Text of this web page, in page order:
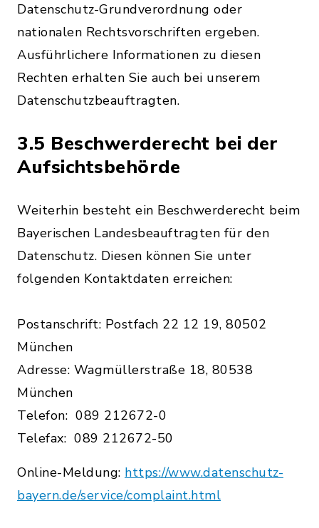
Datenschutz-Grundverordnung oder
nationalen Rechtsvorschriften ergeben.
Ausführlichere Informationen zu diesen
Rechten erhalten Sie auch bei unserem
Datenschutzbeauftragten.
3.5 Beschwerderecht bei der
Aufsichtsbehörde
Weiterhin besteht ein Beschwerderecht beim
Bayerischen Landesbeauftragten für den
Datenschutz. Diesen können Sie unter
folgenden Kontaktdaten erreichen:
Postanschrift: Postfach 22 12 19, 80502
München
Adresse: Wagmüllerstraße 18, 80538
München
Telefon: 089 212672-0
Telefax: 089 212672-50
Online-Meldung: https://www.datenschutz-
bayern.de/service/complaint.html